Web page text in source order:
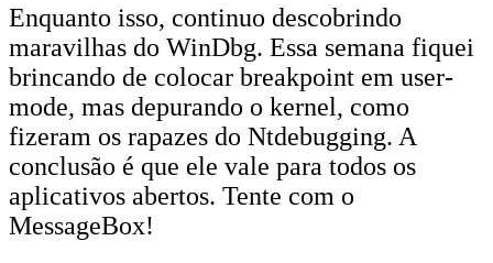
Enquanto isso, continuo descobrindo
maravilhas do WinDbg. Essa semana fiquei
brincando de colocar breakpoint em user-
mode, mas depurando o kernel, como
fizeram os rapazes do Ntdebugging. A
conclusão é que ele vale para todos os
aplicativos abertos. Tente com o
MessageBox!